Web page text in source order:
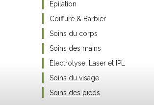
Épilation
Coiffure & Barbier
Soins du corps
Soins des mains
Électrolyse, Laser et IPL
Soins du visage
Soins des pieds